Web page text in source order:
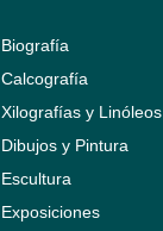
Biografía
Calcografía
Xilografías y Linóleos
Dibujos y Pintura
Escultura
Exposiciones